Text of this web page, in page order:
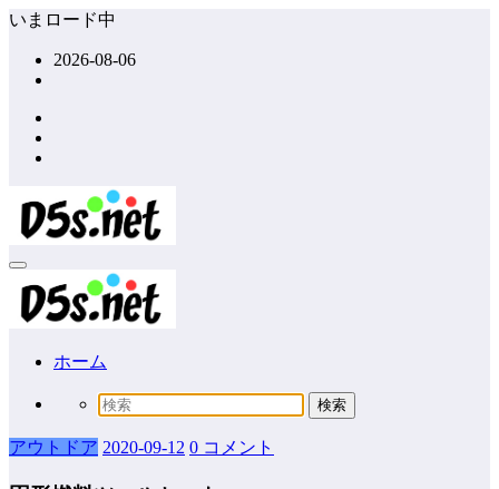
コ
ッ
プ
いまロード中
2026-08-06
ホーム
アウトドア 2020-09-12 0 コメント